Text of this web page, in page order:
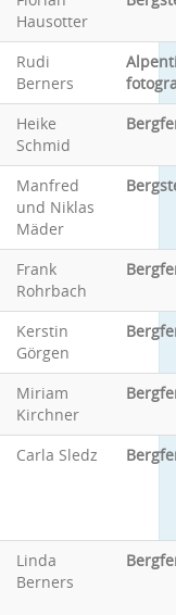
Hausotter
Rudi
Berners
Heike
Schmid
Manfred
und Niklas
Mäder
Frank
Rohrbach
Kerstin
Görgen
Miriam
Kirchner
Carla Sledz
Linda
Berners